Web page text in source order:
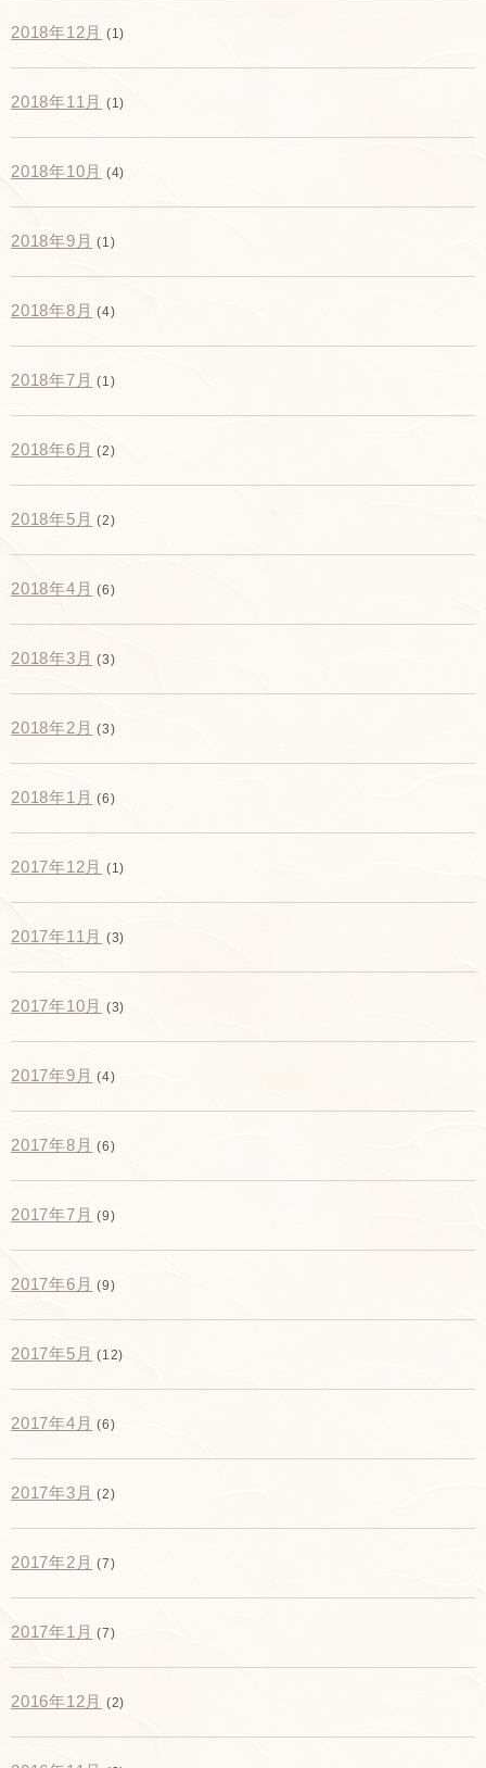
2018年12月 (1)
2018年11月 (1)
2018年10月 (4)
2018年9月 (1)
2018年8月 (4)
2018年7月 (1)
2018年6月 (2)
2018年5月 (2)
2018年4月 (6)
2018年3月 (3)
2018年2月 (3)
2018年1月 (6)
2017年12月 (1)
2017年11月 (3)
2017年10月 (3)
2017年9月 (4)
2017年8月 (6)
2017年7月 (9)
2017年6月 (9)
2017年5月 (12)
2017年4月 (6)
2017年3月 (2)
2017年2月 (7)
2017年1月 (7)
2016年12月 (2)